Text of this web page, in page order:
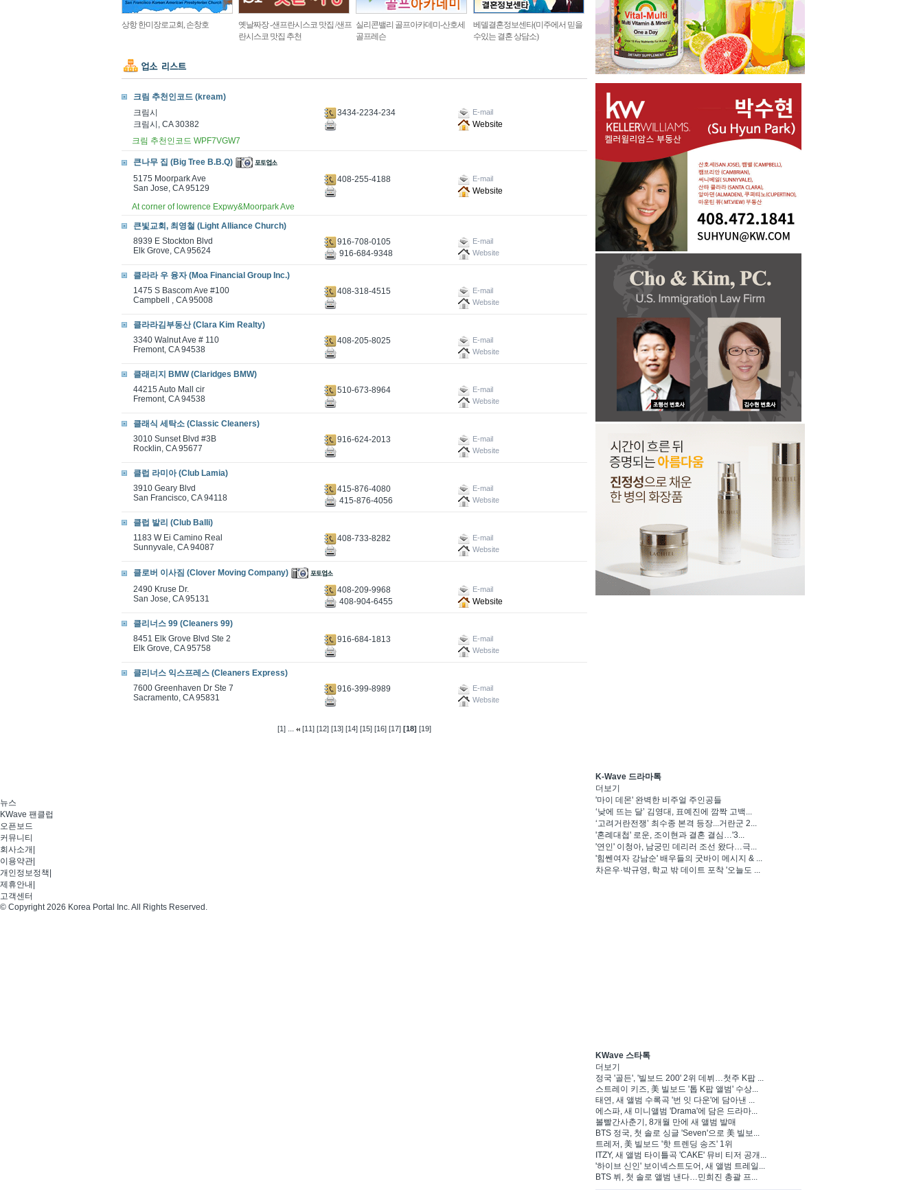
상항 한미장로교회, 손창호
옛날짜장 -샌프란시스코 맛집 /샌프
란시스코 맛집 추천
실리콘밸리 골프아카데미-산호세
골프레슨
베델결혼정보센타(미주에서 믿을
수있는 결혼 상담소)
크림 추천인코드 (kream)
크림시
크림시, CA 30382
3434-2234-234 E-mail
Website
크림 추천인코드 WPF7VGW7
큰나무 집 (Big Tree B.B.Q)
5175 Moorpark Ave
San Jose, CA 95129
408-255-4188 E-mail
Website
At corner of lowrence Expwy&Moorpark Ave
큰빛교회, 최영철 (Light Alliance Church)
8939 E Stockton Blvd
Elk Grove, CA 95624
916-708-0105 E-mail
916-684-9348 Website
클라라 우 융자 (Moa Financial Group Inc.)
1475 S Bascom Ave #100
Campbell , CA 95008
408-318-4515
E-mail
Website
클라라김부동산 (Clara Kim Realty)
3340 Walnut Ave # 110
Fremont, CA 94538
408-205-8025
E-mail
Website
클래리지 BMW (Claridges BMW)
44215 Auto Mall cir
Fremont, CA 94538
510-673-8964
E-mail
Website
클래식 세탁소 (Classic Cleaners)
3010 Sunset Blvd #3B
Rocklin, CA 95677
916-624-2013
E-mail
Website
클럽 라미아 (Club Lamia)
3910 Geary Blvd
San Francisco, CA 94118
415-876-4080 E-mail
415-876-4056 Website
클럽 발리 (Club Balli)
1183 W Ei Camino Real
Sunnyvale, CA 94087
408-733-8282
E-mail
Website
클로버 이사짐 (Clover Moving Company)
2490 Kruse Dr.
San Jose, CA 95131
408-209-9968 E-mail
408-904-6455 Website
클리너스 99 (Cleaners 99)
8451 Elk Grove Blvd Ste 2
Elk Grove, CA 95758
916-684-1813
E-mail
Website
클리너스 익스프레스 (Cleaners Express)
7600 Greenhaven Dr Ste 7
Sacramento, CA 95831
916-399-8989
E-mail
Website
[1] ... [11] [12] [13] [14] [15] [16] [17] [18] [19]
K-Wave 드라마톡
더보기
'마이 데몬' 완벽한 비주얼 주인공들
‘낮에 뜨는 달’ 김영대, 표예진에 깜짝 고백...
‘고려거란전쟁’ 최수종 본격 등장...거란군 2...
'혼례대첩' 로운, 조이현과 결혼 결심…'3...
'연인' 이청아, 남궁민 데리러 조선 왔다…극...
'힘쎈여자 강남순' 배우들의 굿바이 메시지 & ...
차은우·박규영, 학교 밖 데이트 포착 '오늘도 ...
KWave 스타톡
더보기
정국 '골든', '빌보드 200' 2위 데뷔…첫주 K팝 ...
스트레이 키즈, 美 빌보드 '톱 K팝 앨범' 수상...
태연, 새 앨범 수록곡 '번 잇 다운'에 담아낸 ...
에스파, 새 미니앨범 'Drama'에 담은 드라마...
볼빨간사춘기, 8개월 만에 새 앨범 발매
BTS 정국, 첫 솔로 싱글 'Seven'으로 美 빌보...
트레저, 美 빌보드 '핫 트렌딩 송즈' 1위
ITZY, 새 앨범 타이틀곡 'CAKE' 뮤비 티저 공개...
'하이브 신인' 보이넥스트도어, 새 앨범 트레일...
BTS 뷔, 첫 솔로 앨범 낸다…민희진 총괄 프...
뉴스
KWave 팬클럽
오픈보드
커뮤니티
회사소개
이용약관
개인정보정책
제휴안내
고객센터
© Copyright 2026 Korea Portal Inc. All Rights Reserved.